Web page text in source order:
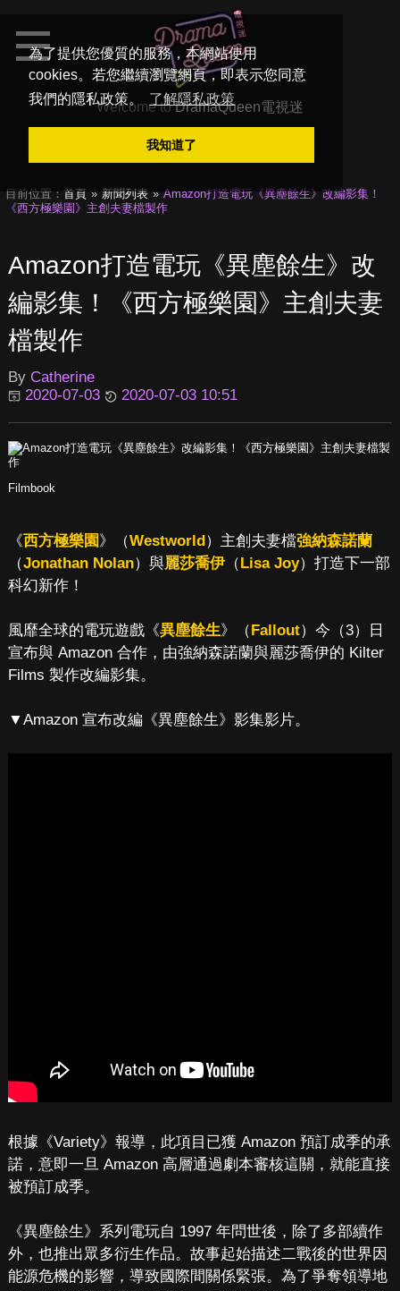
為了提供您優質的服務，本網站使用
cookies。若您繼續瀏覽網頁，即表示您同意
我們的隱私政策。
了解隱私政策
我知道了
Welcome toDramaQueen電視迷
目前位置： 首頁 新聞列表
Amazon打造電玩《異塵餘生》改編影集！
《西方極樂園》主創夫妻檔製作
Amazon打造電玩《異塵餘生》改
編影集！《西方極樂園》主創夫妻
檔製作
By Catherine
2020-07-03
2020-07-03 10:51
Filmbook
《西方極樂園》（Westworld）主創夫妻檔強納森諾蘭
（Jonathan Nolan）與麗莎喬伊（Lisa Joy）打造下一部
科幻新作！
風靡全球的電玩遊戲《異塵餘生》（Fallout）今（3）日
宣布與 Amazon 合作，由強納森諾蘭與麗莎喬伊的 Kilter
Films 製作改編影集。
▼Amazon 宣布改編《異塵餘生》影集影片。
根據《Variety》報導，此項目已獲 Amazon 預訂成季的承
諾，意即一旦 Amazon 高層通過劇本審核這關，就能直接
被預訂成季。
《異塵餘生》系列電玩自 1997 年問世後，除了多部續作
外，也推出眾多衍生作品。故事起始描述二戰後的世界因
能源危機的影響，導致國際間關係緊張。為了爭奪領導地